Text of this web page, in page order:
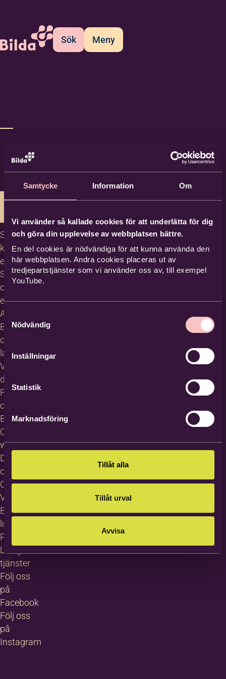
Samtycke Information Om
Vi använder så kallade cookies för att underlätta för dig
och göra din upplevelse av webbplatsen bättre.
En del cookies är nödvändiga för att kunna använda den
här webbplatsen. Andra cookies placeras ut av
tredjepartstjänster som vi använder oss av, till exempel
YouTube.
Samtyckesval
Nödvändig
Inställningar
Statistik
Marknadsföring
Tillåt alla
Tillåt urval
Avvisa
Sök Meny
Studiecirklar,
kurser och
evenemang
Studiematerial
och
erbjudanden
About
Bilda in
other
languages
Villkor för
deltagare
För
cirkelledare
Blanketter
Om
webbplatsen
Dataskydd
och GDPR
Cookies
Visselblåsning
Bildas
logotyp
Pressrum
Lediga
tjänster
Följ oss
på
Facebook
Följ oss
på
Instagram